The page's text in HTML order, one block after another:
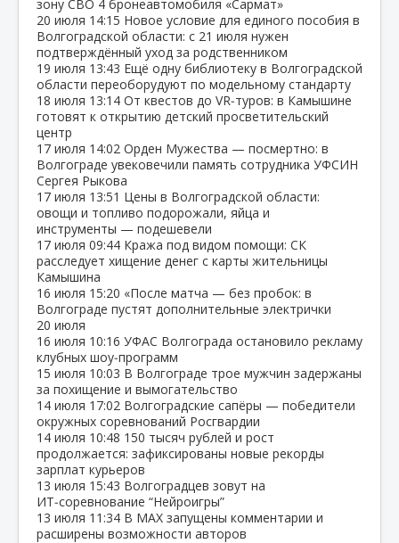
зону СВО 4 бронеавтомобиля «Сармат»
20 июля 14:15 Новое условие для единого пособия в
Волгоградской области: с 21 июля нужен
подтверждённый уход за родственником
19 июля 13:43 Ещё одну библиотеку в Волгоградской
области переоборудуют по модельному стандарту
18 июля 13:14 От квестов до VR‑туров: в Камышине
готовят к открытию детский просветительский
центр
17 июля 14:02 Орден Мужества — посмертно: в
Волгограде увековечили память сотрудника УФСИН
Сергея Рыкова
17 июля 13:51 Цены в Волгоградской области:
овощи и топливо подорожали, яйца и
инструменты — подешевели
17 июля 09:44 Кража под видом помощи: СК
расследует хищение денег с карты жительницы
Камышина
16 июля 15:20 «После матча — без пробок: в
Волгограде пустят дополнительные электрички
20 июля
16 июля 10:16 УФАС Волгограда остановило рекламу
клубных шоу‑программ
15 июля 10:03 В Волгограде трое мужчин задержаны
за похищение и вымогательство
14 июля 17:02 Волгоградские сапёры — победители
окружных соревнований Росгвардии
14 июля 10:48 150 тысяч рублей и рост
продолжается: зафиксированы новые рекорды
зарплат курьеров
13 июля 15:43 Волгоградцев зовут на
ИТ‑соревнование “Нейроигры”
13 июля 11:34 В МАХ запущены комментарии и
расширены возможности авторов